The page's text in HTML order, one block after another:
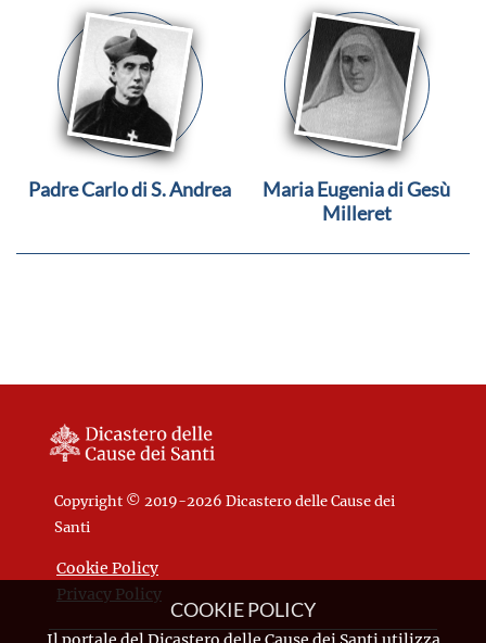
Padre Carlo di S. Andrea
Maria Eugenia di Gesù
Milleret
Copyright © 2019-2026 Dicastero delle Cause dei
Santi
Cookie Policy
Privacy Policy
COOKIE POLICY